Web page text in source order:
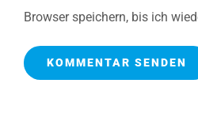
Browser speichern, bis ich